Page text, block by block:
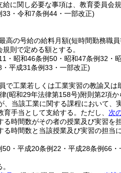
に関し必要な事項は、教育委員会規
・令和7条例44・一部改正)
高の号給の給料月額(短時間勤務職
則で定める額とする。
・昭和46条例50・昭和47条例32・
平成31条例33・一部改正)
で工業若しくは工業実習の教諭又は
(昭和29年法律第158号)附則第2項
、当該工業に関する課程において、
手当として支給する。 ただし、 次
時間数がその者の授業及び実習を
時間数と当該授業及び実習の担
・平成20条例22・平成28条例66・